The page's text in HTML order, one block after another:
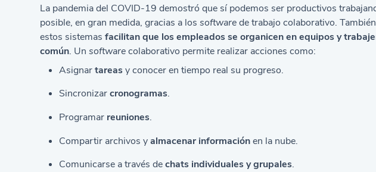
La pandemia del COVID-19 demostró que sí podemos ser productivos
posible, en gran medida, gracias a lossoftwarede trabajo colaborativo.
estos sistemasfacilitan que los empleados se organicen en equipos y
común. Unsoftwarecolaborativo permite realizar acciones como:
Asignartareasy conocer en tiempo real su progreso.
Sincronizarcronogramas.
Programar reuniones.
Compartir archivos yalmacenar informaciónen la nube.
Comunicarse a través dechats individuales y grupales.